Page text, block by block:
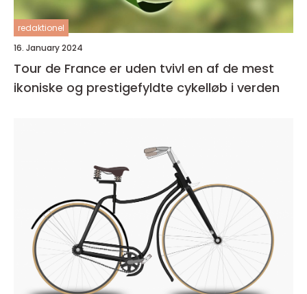
redaktionel
16. January 2024
Tour de France er uden tvivl en af de mest
ikoniske og prestigefyldte cykelløb i verden